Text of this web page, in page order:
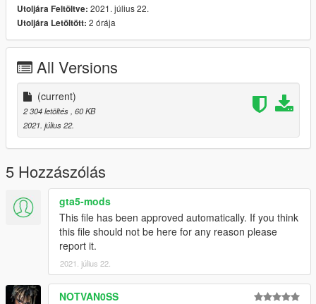
Discord : https://discord.com/invite/68f64MS
Utoljára Feltöltve: 2021. július 22.
Utoljára Letöltött: 2 órája
All Versions
(current)
2 304 letöltés , 60 KB
2021. július 22.
5 Hozzászólás
gta5-mods
This file has been approved automatically. If you think
this file should not be here for any reason please
report it.
2021. július 22.
NOTVAN0SS